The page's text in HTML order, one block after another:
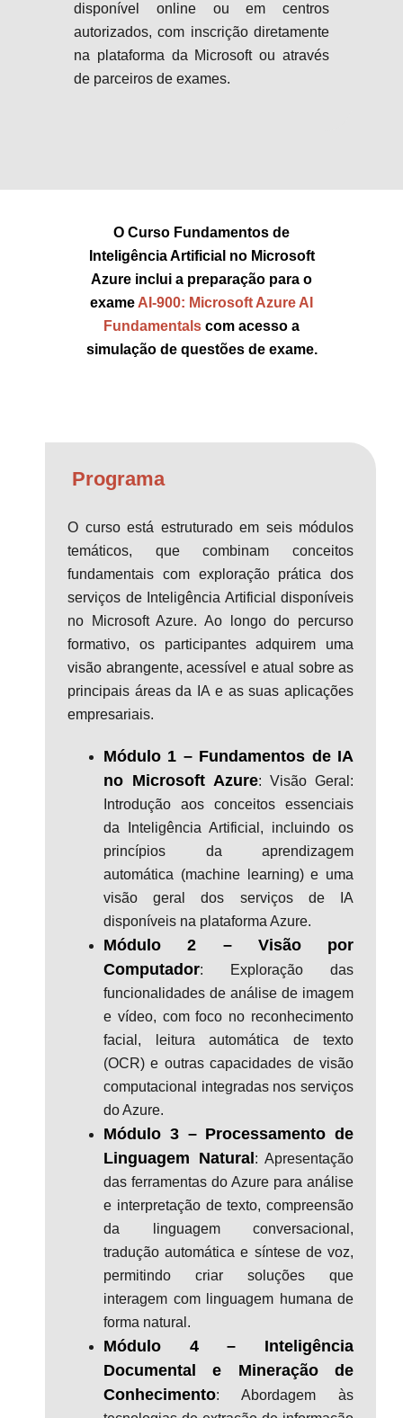
disponível online ou em centros
autorizados, com inscrição diretamente
na plataforma da Microsoft ou através
de parceiros de exames.
O Curso Fundamentos de
Inteligência Artificial no Microsoft
Azure inclui a preparação para o
exame AI-900: Microsoft Azure AI
Fundamentals com acesso a
simulação de questões de exame.
Programa
O curso está estruturado em seis módulos
temáticos, que combinam conceitos
fundamentais com exploração prática dos
serviços de Inteligência Artificial disponíveis
no Microsoft Azure. Ao longo do percurso
formativo, os participantes adquirem uma
visão abrangente, acessível e atual sobre as
principais áreas da IA e as suas aplicações
empresariais.
Módulo 1 – Fundamentos de IA
no Microsoft Azure: Visão Geral:
Introdução aos conceitos essenciais
da Inteligência Artificial, incluindo os
princípios da aprendizagem
automática (machine learning) e uma
visão geral dos serviços de IA
disponíveis na plataforma Azure.
Módulo 2 – Visão por
Computador: Exploração das
funcionalidades de análise de imagem
e vídeo, com foco no reconhecimento
facial, leitura automática de texto
(OCR) e outras capacidades de visão
computacional integradas nos serviços
do Azure.
Módulo 3 – Processamento de
Linguagem Natural : Apresentação
das ferramentas do Azure para análise
e interpretação de texto, compreensão
da linguagem conversacional,
tradução automática e síntese de voz,
permitindo criar soluções que
interagem com linguagem humana de
forma natural.
Módulo 4 – Inteligência
Documental e Mineração de
Conhecimento: Abordagem às